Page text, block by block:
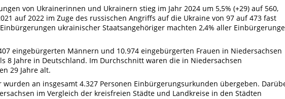
von Ukrainerinnen und Ukrainern stieg im Jahr 2024 um 5,5% (+29) auf 560,
auf 2022 im Zuge des russischen Angriffs auf die Ukraine von 97 auf 473 fast
ukrainischer Staatsangehöriger machten 2,4% aller
eingebürgerten Männern und 10.974 eingebürgerten Frauen in Niedersachsen
8 Jahre in Deutschland. Im Durchschnitt waren die in Niedersachsen
29 Jahre alt.
wurden an insgesamt 4.327 Personen Einbürgerungsurkunden übergeben.
im Vergleich der kreisfreien Städte und Landkreise in den Städten